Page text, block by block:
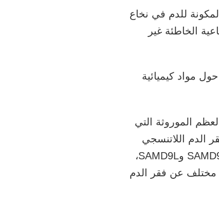
للدم في نخاع
الخاطئة غير
مواد كيميائية
الموروثة التي
الدم اللاتنسجي
SAMD9 وSAMD9L،
مختلف عن فقر الدم